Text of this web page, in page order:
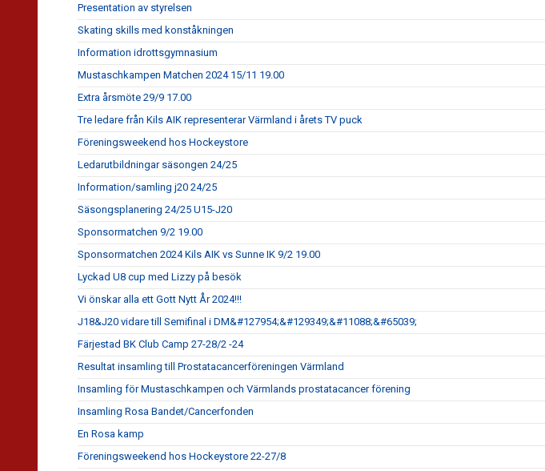
Presentation av styrelsen
Skating skills med konståkningen
Information idrottsgymnasium
Mustaschkampen Matchen 2024 15/11 19.00
Extra årsmöte 29/9 17.00
Tre ledare från Kils AIK representerar Värmland i årets TV puck
Föreningsweekend hos Hockeystore
Ledarutbildningar säsongen 24/25
Information/samling j20 24/25
Säsongsplanering 24/25 U15-J20
Sponsormatchen 9/2 19.00
Sponsormatchen 2024 Kils AIK vs Sunne IK 9/2 19.00
Lyckad U8 cup med Lizzy på besök
Vi önskar alla ett Gott Nytt År 2024!!!
J18&J20 vidare till Semifinal i DM&#127954;&#129349;&#11088;&#65039;
Färjestad BK Club Camp 27-28/2 -24
Resultat insamling till Prostatacancerföreningen Värmland
Insamling för Mustaschkampen och Värmlands prostatacancer förening
Insamling Rosa Bandet/Cancerfonden
En Rosa kamp
Föreningsweekend hos Hockeystore 22-27/8